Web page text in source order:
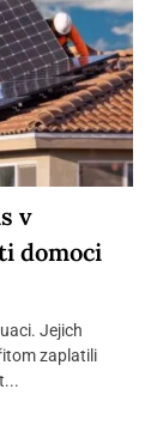
v
domoci
Jejich
zaplatili